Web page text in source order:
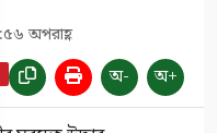
অপরাহ্ণ
অ- অ+